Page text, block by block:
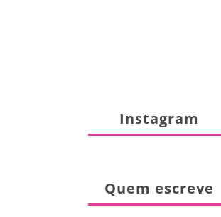
Instagram
Quem escreve